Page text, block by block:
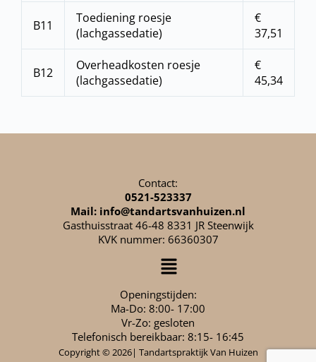
B11
Toediening roesje
(lachgassedatie)
€
37,51
B12
Overheadkosten roesje
(lachgassedatie)
€
45,34
Contact:
0521-523337
Mail: info@tandartsvanhuizen.nl
Gasthuisstraat 46-48 8331 JR Steenwijk
KVK nummer: 66360307
Openingstijden:
Ma-Do: 8:00- 17:00
Vr-Zo: gesloten
Telefonisch bereikbaar: 8:15- 16:45
Copyright © 2026| Tandartspraktijk Van Huizen